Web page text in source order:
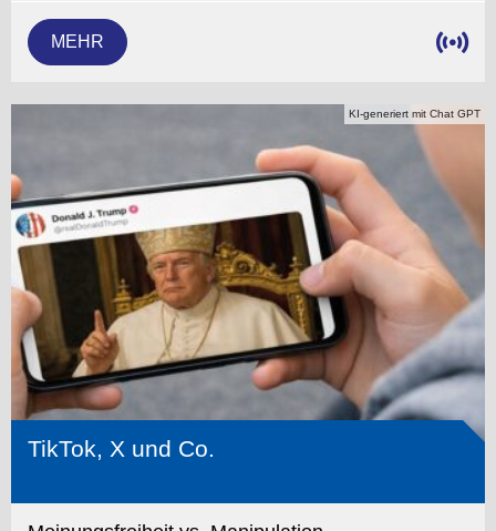
MEHR
KI-generiert mit Chat GPT
TikTok, X und Co.